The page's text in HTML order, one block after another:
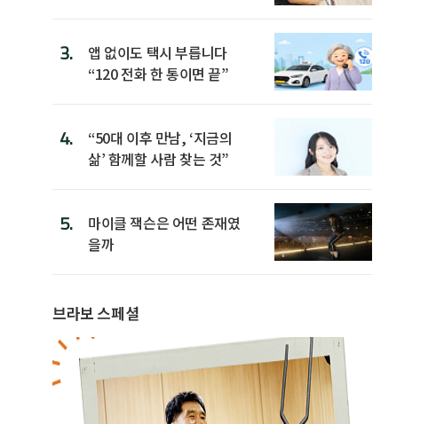
3.
앱 없이도 택시 부릅니다
“120 전화 한 통이면 끝”
4.
“50대 이후 만남, ‘지금의
삶’ 함께할 사람 찾는 것”
5.
마이클 잭슨은 어떤 존재였
을까
브라보 스페셜